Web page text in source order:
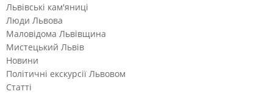
Львівські кам'яниці
Люди Львова
Маловідома Львівщина
Мистецький Львів
Новини
Політичні екскурсії Львовом
Статті